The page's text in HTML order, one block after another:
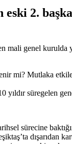
eski 2.
mali genel
mi? Mutlaka
yıldır süregelen
sürecine
dışarıdan